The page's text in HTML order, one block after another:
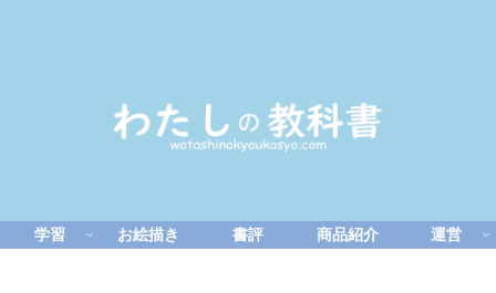
学習 お絵描き 書評 商品紹介 運営